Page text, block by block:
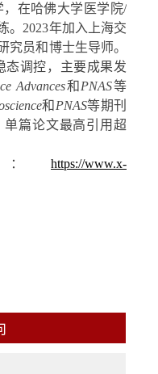
，在哈佛大学医学院/
。 2023年加入上海交
究员和博士生导师。
态调控，主要成果发
Advances和 PNAS等
和 PNAS等期刊
篇论文最高引用超
https://www.x-